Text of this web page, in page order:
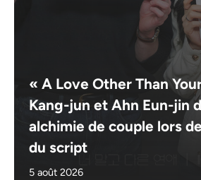
« A Love Other Than
Kang-jun et Ahn Eun-jin
alchimie de couple lors
du script
5 août 2026